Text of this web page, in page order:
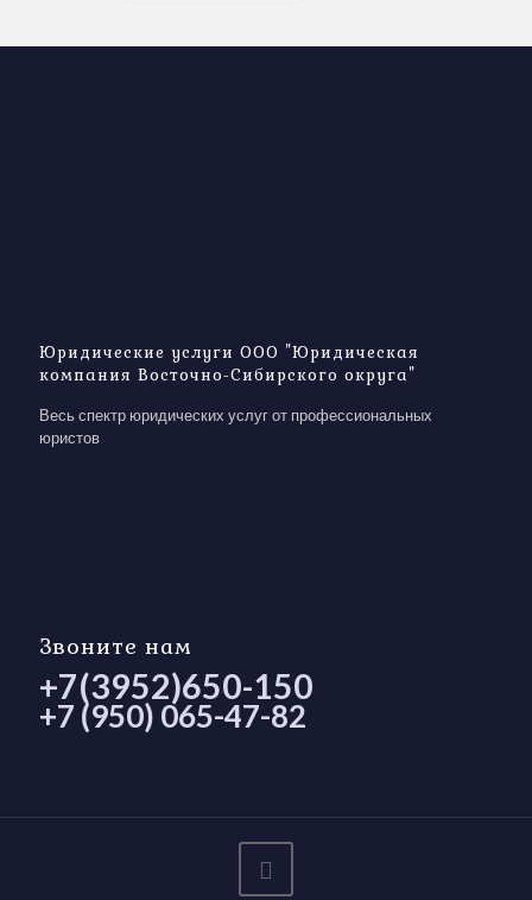
Юридические услуги ООО "Юридическая
компания Восточно-Сибирского округа"
Весь спектр юридических услуг от профессиональных
юристов
Звоните нам
+7(3952)650-150
+7 (950) 065-47-82